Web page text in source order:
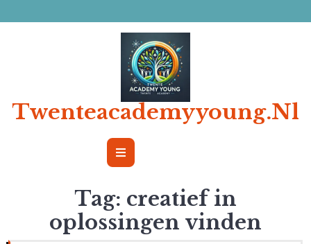
naar
Twenteacademyyoung.nl
Open
Tag: creatief in
oplossingen vinden